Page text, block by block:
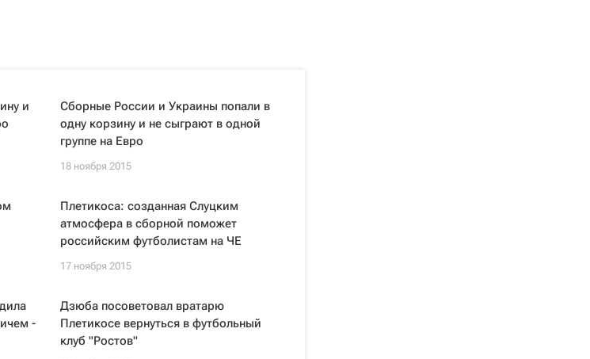
и
Сборные России и Украины попали в
одну корзину и не сыграют в одной
группе на Евро
18 ноября 2015
Плетикоса: созданная Слуцким
атмосфера в сборной поможет
российским футболистам на ЧЕ
17 ноября 2015
-
Дзюба посоветовал вратарю
Плетикосе вернуться в футбольный
клуб "Ростов"